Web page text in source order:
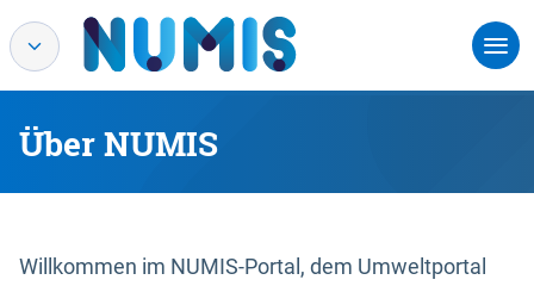
Über NUMIS
Willkommen im NUMIS-Portal, dem Umweltportal